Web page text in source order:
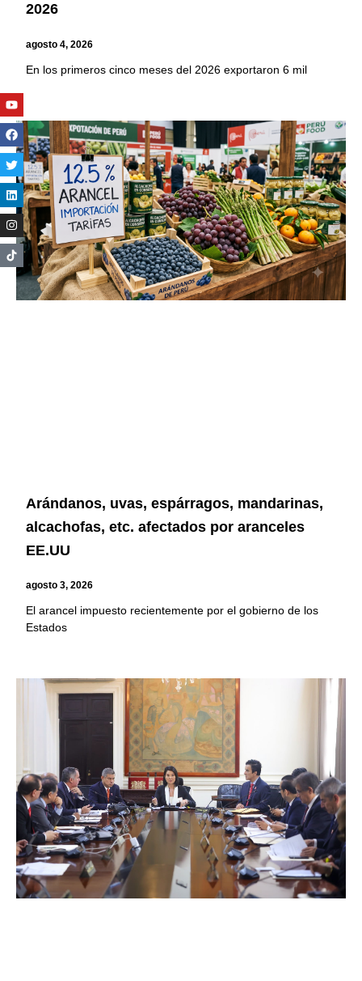
2026
agosto 4, 2026
En los primeros cinco meses del 2026 exportaron 6 mil
Arándanos, uvas, espárragos, mandarinas,
alcachofas, etc. afectados por aranceles
EE.UU
agosto 3, 2026
El arancel impuesto recientemente por el gobierno de los
Estados
Youtube
Facebook
Twitter
Linkedin
Instagram